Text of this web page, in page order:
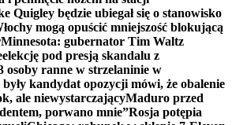
Quigley będzie ubiegał się o stanowisko
mogą opuścić mniejszość blokującą
Minnesota: gubernator Tim Waltz
pod presją skandalu z
osoby ranne w strzelaninie w
były kandydat opozycji mówi, że obalenie
ale niewystarczającyMaduro przed
porwano mnie”Rosja potępia